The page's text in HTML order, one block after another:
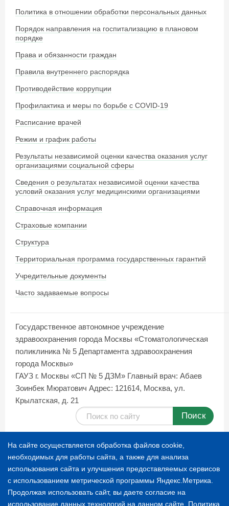
Политика в отношении обработки персональных данных
Порядок направления на госпитализацию в плановом
порядке
Права и обязанности граждан
Правила внутреннего распорядка
Противодействие коррупции
Профилактика и меры по борьбе с COVID-19
Расписание врачей
Режим и график работы
Результаты независимой оценки качества оказания услуг
организациями социальной сферы
Сведения о результатах независимой оценки качества
условий оказания услуг медицинскими организациями
Справочная информация
Страховые компании
Структура
Территориальная программа государственных гарантий
Учредительные документы
Часто задаваемые вопросы
Государственное автономное учреждение
здравоохранения города Москвы «Стоматологическая
поликлиника № 5 Департамента здравоохранения
города Москвы»
ГАУЗ г. Москвы «СП № 5 ДЗМ» Главный врач: Абаев
Зоинбек Мюратович Адрес: 121614, Москва, ул.
Крылатская, д. 21
Поиск
Карта сайта
© 1996-2026 СТОМАТОЛОГИЧЕСКАЯ ПОЛИКЛИНИКА
№ 5
На сайте осуществляется обработка файлов cookie,
необходимых для работы сайта, а также для анализа
использования сайта и улучшения предоставляемых сервисов
с использованием метрической программы Яндекс.Метрика.
Продолжая использовать сайт, вы даете согласие на
использование данных технологий на данном сайте. Политика